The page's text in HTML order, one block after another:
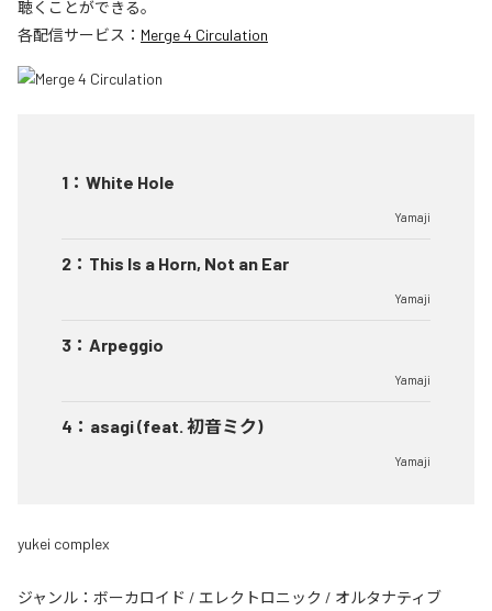
聴くことができる。
各配信サービス： Merge 4 Circulation
1 ： White Hole
Yamaji
2 ： This Is a Horn, Not an Ear
Yamaji
3 ： Arpeggio
Yamaji
4 ： asagi (feat. 初音ミク)
Yamaji
yukei complex
ジャンル： ボーカロイド / エレクトロニック / オルタナティブ